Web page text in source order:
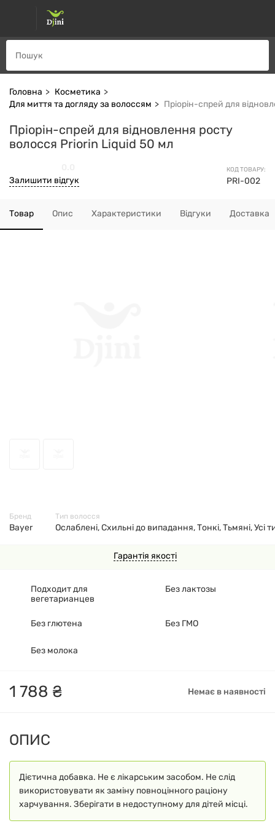
Головна
Косметика
Для миття та догляду за волоссям
Пріорін-спрей для
Пріорін-спрей для відновлення росту
волосся Priorin Liquid 50 мл
КОД ТОВАРУ:
PRI-002
Залишити відгук
Товар Опис Характеристики Відгуки Доставка
Гарантія якості
1 788 ₴ Немає в наявності
Подходит для
вегетарианцев
Без лактозы
Без глютена Без ГМО
Без молока
Бренд
Bayer
Тип волосся
Ослаблені, Схильні до випадання, Тонкі, Тьмяні, Усі
ОПИС
Дієтична добавка. Не є лікарським засобом. Не слід
використовувати як заміну повноцінного раціону
харчування. Зберігати в недоступному для дітей місці.